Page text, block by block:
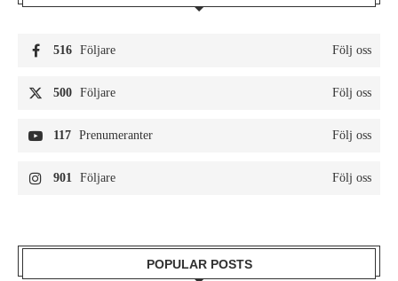
516 Följare Följ oss
500 Följare Följ oss
117 Prenumeranter Följ oss
901 Följare Följ oss
POPULAR POSTS